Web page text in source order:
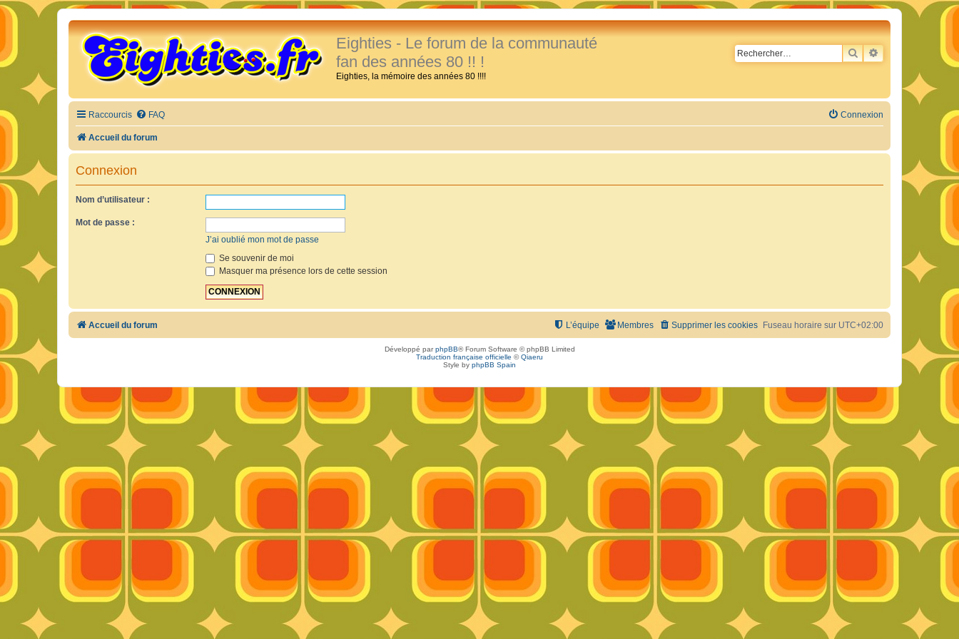
Eighties - Le forum de la communauté
fan des années 80 !! !
Eighties, la mémoire des années 80 !!!!
RECHERCHER
RECHERCHE
Raccourcis FAQ Connexion
Accueil du forum
Connexion
Nom d’utilisateur :
Mot de passe :
J’ai oublié mon mot de passe
Se souvenir de moi
Masquer ma présence lors de cette session
Accueil du forum Fuseau horaire sur UTC+02:00
Supprimer les cookies
Membres
L’équipe
Développé parphpBB® Forum Software © phpBB Limited
Traduction française officielle ©Qiaeru
Style by phpBB Spain